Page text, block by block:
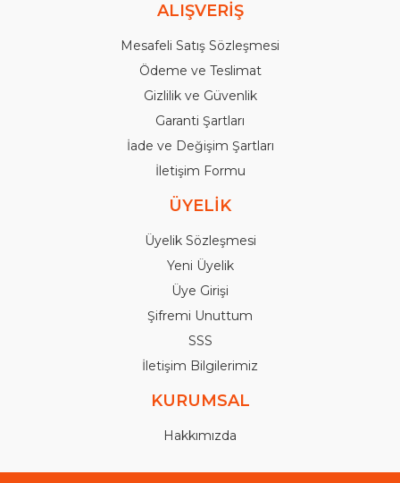
ALIŞVERİŞ
Mesafeli Satış Sözleşmesi
Ödeme ve Teslimat
Gizlilik ve Güvenlik
Garanti Şartları
İade ve Değişim Şartları
İletişim Formu
ÜYELİK
Üyelik Sözleşmesi
Yeni Üyelik
Üye Girişi
Şifremi Unuttum
SSS
İletişim Bilgilerimiz
KURUMSAL
Hakkımızda